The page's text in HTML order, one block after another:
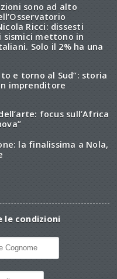
sono ad alto
Ricci: dissesti
sismici mettono in
Solo il 2% ha una
e torno al Sud”: storia
imprenditore
focus sull’Africa
la finalissima a Nola,
le condizioni